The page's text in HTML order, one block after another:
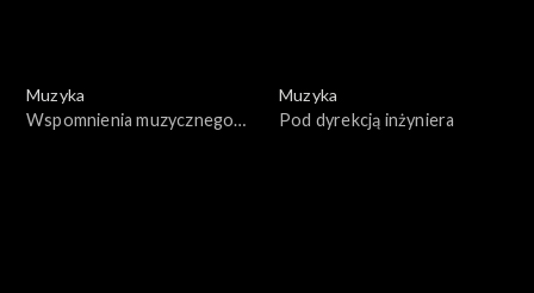
Muzyka
Wspomnienia muzycznego
Muzyka
Pod dyrekcją inżyniera